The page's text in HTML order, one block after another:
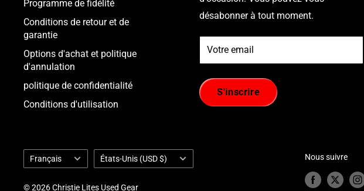
Programme de fidélité
Conditions de retour et de
garantie
Options d'achat et politique
d'annulation
politique de confidentialité
Conditions d'utilisation
désabonner à tout moment.
Votre email
S'inscrire
Langue
Français Pays/région
États-Unis (USD $)
© 2026 Christie Lites Used Gear
Nous suivre